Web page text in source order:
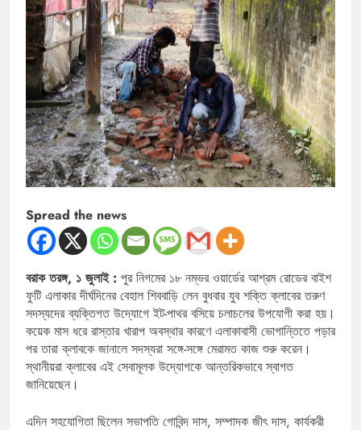
Spread the news
বরাক তরঙ্গ, ১ জুলাই : পুর নিগমের ১৮ নম্ভর ওয়ার্ডের আশ্রম রোডের বাইশ
ফুটি এলাকার দীর্ঘদিনের বেহাল শিববাড়ি লেন বুধবার যুব শক্তি ক্লাবের তরুণ
সদস্যদের ব্যক্তিগত উদ্যোগে ইট-পাথর বসিয়ে চলাচলের উপযোগী করা হয়।
কয়েক মাস ধরে রাস্তার খারাপ অবস্থার কারণে এলাকাবাসী ভোগান্তিতে পড়ার
পর তারা ক্লাবকে জানালে সদস্যরা সঙ্গে-সঙ্গে মেরামত কাজ শুরু করেন।
স্থানীয়রা ক্লাবের এই সেবামূলক উদ্যোগকে আন্তরিকভাবে স্বাগত
জানিয়েছেন।
এদিন সহযোগিতা ছিলেন সভাপতি গোবিন্দ দাস, সম্পাদক জীৎ দাস, কার্যকরী